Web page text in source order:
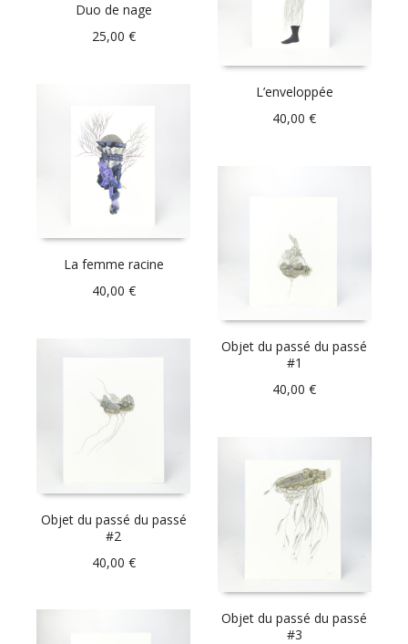
Duo de nage
25,00 €
L’enveloppée
40,00€
La femme racine
40,00 €
Objet du passé du passé
#1
40,00€
Objet du passé du passé
#2
40,00 €
Objet du passé du passé
#3